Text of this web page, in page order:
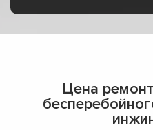
Цена